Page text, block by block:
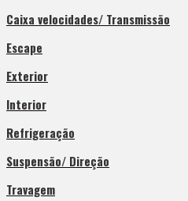
Caixa velocidades/ Transmissão
Escape
Exterior
Interior
Refrigeração
Suspensão/ Direção
Travagem